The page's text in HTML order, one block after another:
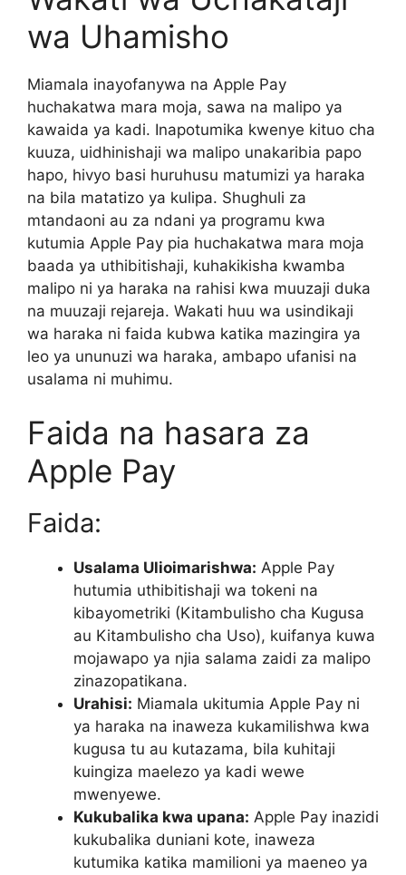
wa Uhamisho
Miamala inayofanywa na Apple Pay
huchakatwa mara moja, sawa na malipo ya
kawaida ya kadi. Inapotumika kwenye kituo cha
kuuza, uidhinishaji wa malipo unakaribia papo
hapo, hivyo basi huruhusu matumizi ya haraka
na bila matatizo ya kulipa. Shughuli za
mtandaoni au za ndani ya programu kwa
kutumia Apple Pay pia huchakatwa mara moja
baada ya uthibitishaji, kuhakikisha kwamba
malipo ni ya haraka na rahisi kwa muuzaji duka
na muuzaji rejareja. Wakati huu wa usindikaji
wa haraka ni faida kubwa katika mazingira ya
leo ya ununuzi wa haraka, ambapo ufanisi na
usalama ni muhimu.
Faida na hasara za
Apple Pay
Faida:
Usalama Ulioimarishwa: Apple Pay
hutumia uthibitishaji wa tokeni na
kibayometriki (Kitambulisho cha Kugusa
au Kitambulisho cha Uso), kuifanya kuwa
mojawapo ya njia salama zaidi za malipo
zinazopatikana.
Urahisi: Miamala ukitumia Apple Pay ni
ya haraka na inaweza kukamilishwa kwa
kugusa tu au kutazama, bila kuhitaji
kuingiza maelezo ya kadi wewe
mwenyewe.
Kukubalika kwa upana: Apple Pay inazidi
kukubalika duniani kote, inaweza
kutumika katika mamilioni ya maeneo ya